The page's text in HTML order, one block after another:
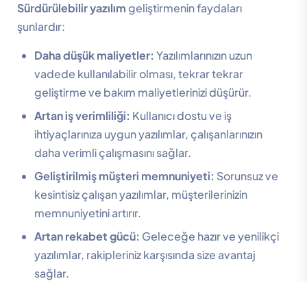
Sürdürülebilir yazılımgeliştirmenin faydaları
şunlardır:
Daha düşük maliyetler: Yazılımlarınızın uzun
vadede kullanılabilir olması, tekrar tekrar
geliştirme ve bakım maliyetlerinizi düşürür.
Artan iş verimliliği: Kullanıcı dostu ve iş
ihtiyaçlarınıza uygun yazılımlar, çalışanlarınızın
daha verimli çalışmasını sağlar.
Geliştirilmiş müşteri memnuniyeti: Sorunsuz ve
kesintisiz çalışan yazılımlar, müşterilerinizin
memnuniyetini artırır.
Artan rekabet gücü: Geleceğe hazır ve yenilikçi
yazılımlar, rakipleriniz karşısında size avantaj
sağlar.